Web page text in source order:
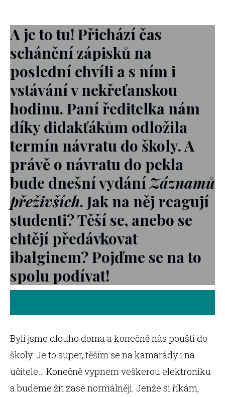
A je to tu! Přichází čas
schánění zápisků na
poslední chvíli a s ním i
vstávání v nekřeťanskou
hodinu. Paní ředitelka nám
díky didakťákům odložila
termín návratu do školy. A
právě o návratu do pekla
bude dnešní vydáníZáznamů
přeživších. Jak na něj reagují
studenti? Těší se, anebo se
chtějí předávkovat
ibalginem? Pojďme se na to
spolu podívat!
Byli jsme dlouho doma a konečně nás pouští do
školy. Je to super, těším se na kamarády i na
učitele… Konečně vypnem veškerou elektroniku
a budeme žít zase normálněji. Jenže si říkám,